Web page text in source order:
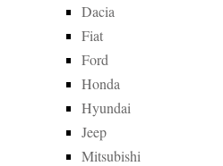
Dacia
Fiat
Ford
Honda
Hyundai
Jeep
Mitsubishi